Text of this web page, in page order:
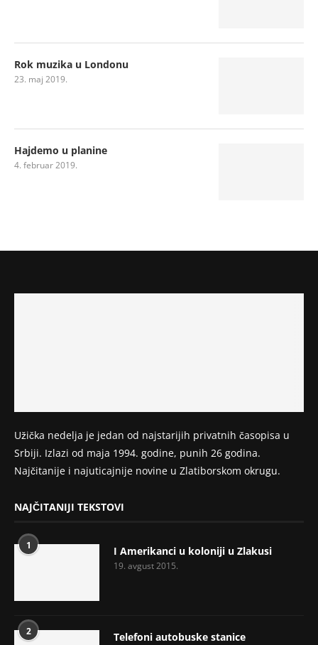
Rok muzika u Londonu
23. maj 2019.
Hajdemo u planine
4. februar 2019.
Užička nedelja je jedan od najstarijih privatnih časopisa u
Srbiji. Izlazi od maja 1994. godine, punih 26 godina.
Najčitanije i najuticajnije novine u Zlatiborskom okrugu.
NAJČITANIJI TEKSTOVI
1 I Amerikanci u koloniji u Zlakusi
19. avgust 2015.
2 Telefoni autobuske stanice